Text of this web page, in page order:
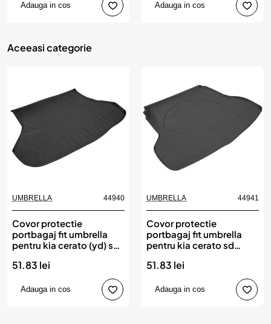
Adauga in cos Adauga in cos
Aceeasi categorie
UMBRELLA 44940
Covor protectie
portbagaj fit umbrella
pentru kia cerato (yd) sd
51.83 lei
Adauga in cos
UMBRELLA 44941
Covor protectie
portbagaj fit umbrella
pentru kia cerato sd
51.83 lei
Adauga in cos